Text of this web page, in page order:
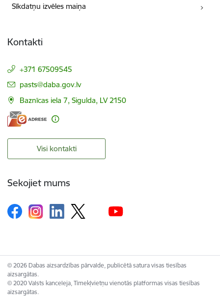
Sīkdatņu izvēles maiņa
Kontakti
+371 67509545
E-pasts:
pasts@daba.gov.lv
Baznīcas iela 7, Sigulda, LV 2150
Visi kontakti
Sekojiet mums
© 2026 Dabas aizsardzības pārvalde, publicētā satura visas tiesības
aizsargātas.
© 2020 Valsts kanceleja, Tīmekļvietņu vienotās platformas visas tiesības
aizsargātas.